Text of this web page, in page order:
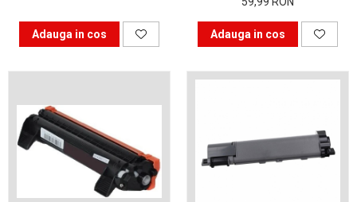
Bucură-te mai mult timp de
imprimanta ta. Învață s-o
În căutarea cartușului
Istoria imprimantei
Adauga in cos Adauga in cos